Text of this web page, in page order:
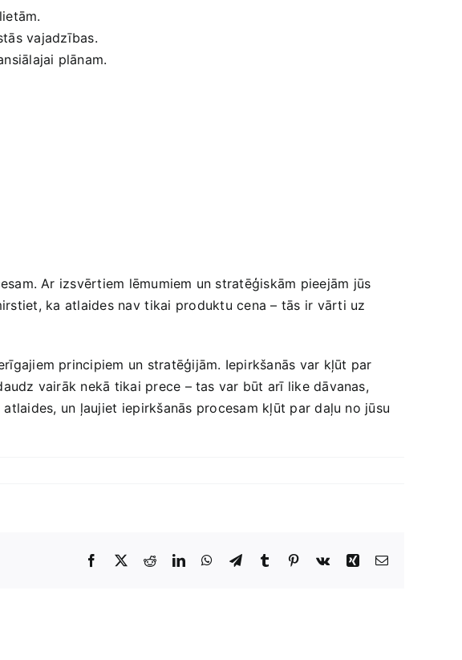
vajadzības.
plānam.
Ar izsvērtiem‌ lēmumiem un stratēģiskām ‌pieejām jūs
ka ⁣atlaides nav⁣ tikai ⁣produktu cena – ‍tās ir⁢ vārti ​uz
principiem un stratēģijām. Iepirkšanās‍ var kļūt⁣ par
vairāk nekā ‍tikai prece – tas ‍var būt arī like dāvanas,⁢
⁢un ļaujiet⁢ iepirkšanās ⁤procesam kļūt par daļu no‌ jūsu
Facebook
X RedditLinkedInWhatsApp
TelegramTumblr Pinterest
Vk Xing E-